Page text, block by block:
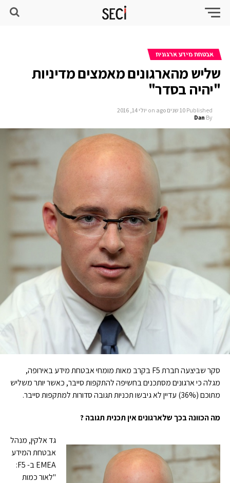
אבטחת מידע ארגונית
שליש מהארגונים מאמצים מדיניות
"יהיה בסדר"
Published 10 שנים ago on יולי 14, 2016
By
Dan
סקר שביצעה חברת F5 בקרב מאות מומחי אבטחת מידע באירופה,
מגלה כי ארגונים מסתכנים בחשיפה להתקפות סייבר, כאשר יותר משליש
מתוכם (36%) עדיין לא גיבשו תכניות תגובה סדורות למתקפות סייבר.
מה הכוונה בכך שלארגונים אין תכנית תגובה ?
גד אלקין, מנהל
אבטחת המידע
EMEA ב- F5:
"לאור כמות